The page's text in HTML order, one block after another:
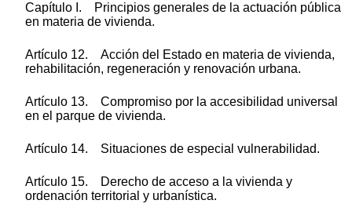
Capítulo I. Principios generales de la actuación pública
en materia de vivienda.
Artículo 12. Acción del Estado en materia de vivienda,
rehabilitación, regeneración y renovación urbana.
Artículo 13. Compromiso por la accesibilidad universal
en el parque de vivienda.
Artículo 14. Situaciones de especial vulnerabilidad.
Artículo 15. Derecho de acceso a la vivienda y
ordenación territorial y urbanística.